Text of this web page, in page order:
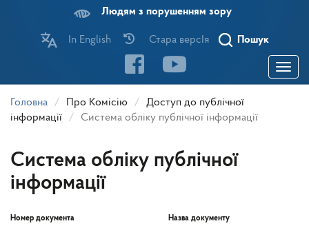
Людям з порушенням зору
In English Стара версІя Пошук
Toggle
Головна Про Комісію
Доступ до публічної
інформації
Система обліку публічної інформації
Система обліку публічної
інформації
Номер документа Назва документу